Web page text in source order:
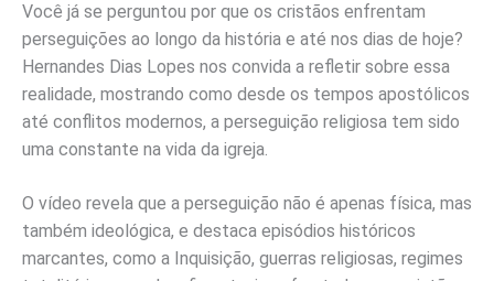
Você já se perguntou por que os cristãos enfrentam
perseguições ao longo da história e até nos dias de hoje?
Hernandes Dias Lopes nos convida a refletir sobre essa
realidade, mostrando como desde os tempos apostólicos
até conflitos modernos, a perseguição religiosa tem sido
uma constante na vida da igreja.
O vídeo revela que a perseguição não é apenas física, mas
também ideológica, e destaca episódios históricos
marcantes, como a Inquisição, guerras religiosas, regimes